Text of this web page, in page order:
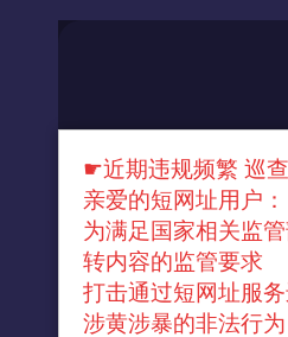
☛近期违规频繁 巡
亲爱的短网址用户：
为满足国家相关监
转内容的监管要求
打击通过短网址服务
涉黄涉暴的非法行为